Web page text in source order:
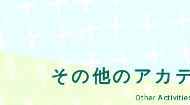
その他のアカ
Other